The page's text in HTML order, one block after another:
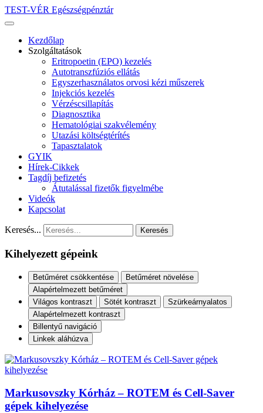
TEST-VÉR Egészségpénztár
Kezdőlap
Szolgáltatások
Eritropoetin (EPO) kezelés
Autotranszfúziós ellátás
Egyszerhasználatos orvosi kézi műszerek
Injekciós kezelés
Vérzéscsillapítás
Diagnosztika
Hematológiai szakvélemény
Utazási költségtérítés
Tapasztalatok
GYIK
Hírek-Cikkek
Tagdíj befizetés
Átutalással fizetők figyelmébe
Videók
Kapcsolat
Keresés... Keresés
Kihelyezett gépeink
Betűméret csökkentése
Betűméret növelése
Alapértelmezett betűméret
Világos kontraszt
Sötét kontraszt
Szürkeárnyalatos
Alapértelmezett kontraszt
Billentyű navigáció
Linkek aláhúzva
Markusovszky Kórház – ROTEM és Cell-Saver
gépek kihelyezése